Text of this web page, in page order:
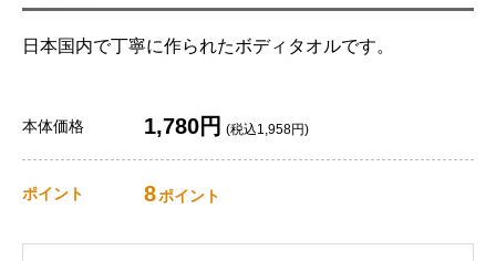
日本国内で丁寧に作られたボディタオルです。
本体価格 1,780円 (税込1,958円)
ポイント 8ポイント